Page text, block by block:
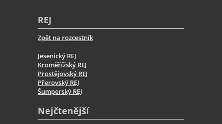
REJ
Zpět na rozcestník
Jesenický REJ
Kroměřížský REJ
Prostějovský REJ
Přerovský REJ
Šumperský REJ
Nejčtenější